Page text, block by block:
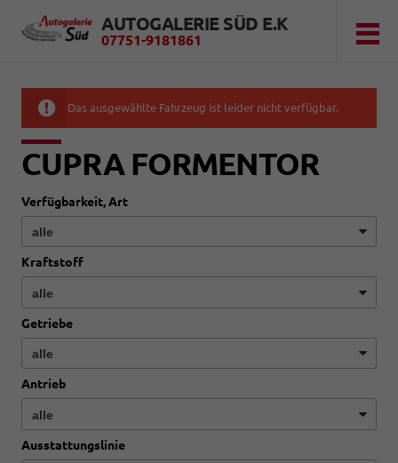
AUTOGALERIE SÜD E.K
07751-9181861
Das ausgewählte Fahrzeug ist leider nicht verfügbar.
CUPRA FORMENTOR
Verfügbarkeit, Art
Kraftstoff
Getriebe
Antrieb
Ausstattungslinie